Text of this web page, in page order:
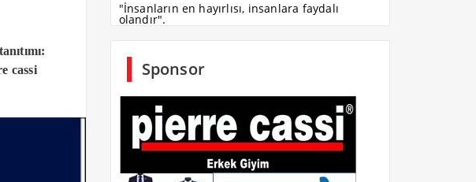
cassi
"İnsanların en hayırlısı, insanlara faydalı
olandır".
Sponsor